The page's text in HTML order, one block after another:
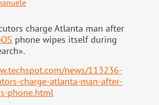
charge Atlanta man after
phone wipes itself during
techspot.com/news/113236-
charge-atlanta-man-after-
phone.html